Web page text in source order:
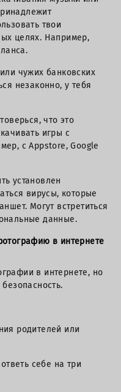
твои
целях. Например,
чужих банковских
незаконно, у тебя
что это
игры с
с Appstore, Google
установлен
вирусы, которые
Могут встретиться
данные.
в интернете
в интернете, но
родителей или
себе на три